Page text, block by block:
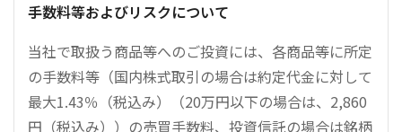
手数料等およびリスクについて
当社で取扱う商品等へのご投資には、各商品等に所定
の手数料等（国内株式取引の場合は約定代金に対して
最大1.43％（税込み）（20万円以下の場合は、2,860
円（税込み））の売買手数料、投資信託の場合は銘柄